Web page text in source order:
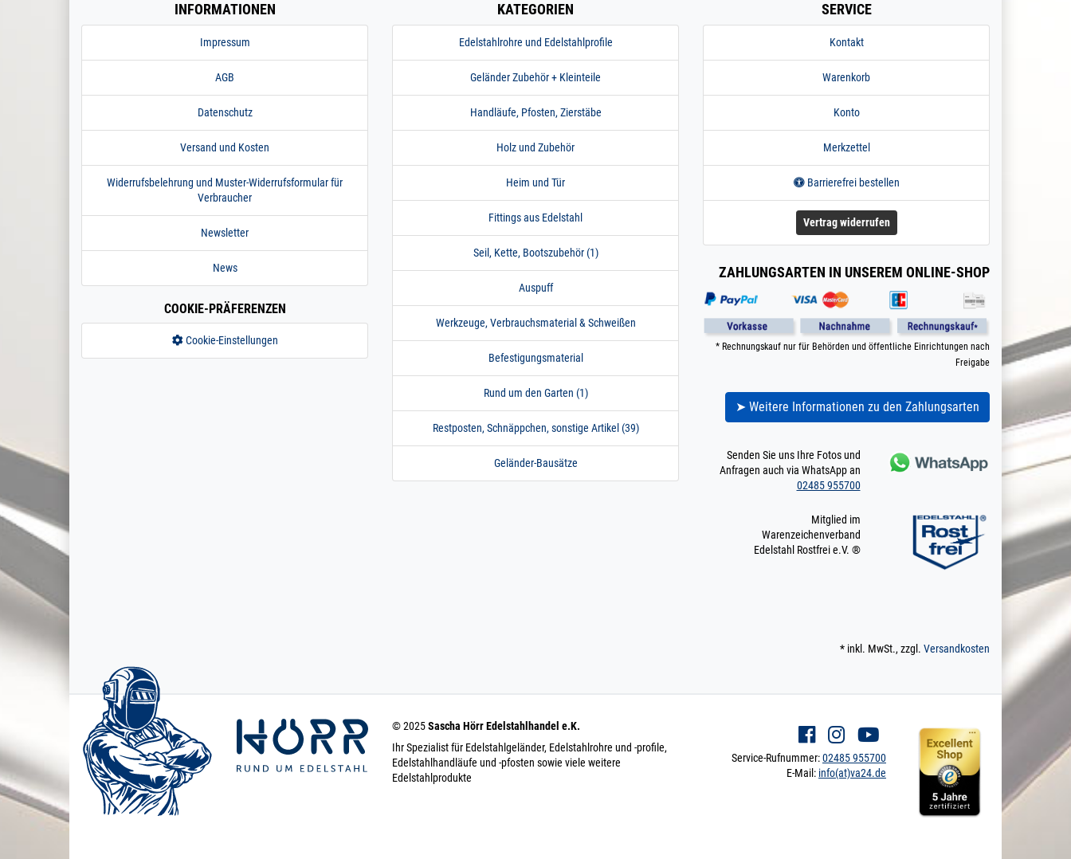
INFORMATIONEN
Impressum
AGB
Datenschutz
Versand und Kosten
Widerrufsbelehrung und Muster-Widerrufsformular für
Verbraucher
Newsletter
News
COOKIE-PRÄFERENZEN
Cookie-Einstellungen
KATEGORIEN
Edelstahlrohre und Edelstahlprofile
Geländer Zubehör + Kleinteile
Handläufe, Pfosten, Zierstäbe
Holz und Zubehör
Heim und Tür
Fittings aus Edelstahl
Seil, Kette, Bootszubehör (1)
Auspuff
Werkzeuge, Verbrauchsmaterial & Schweißen
Befestigungsmaterial
Rund um den Garten (1)
Restposten, Schnäppchen, sonstige Artikel (39)
Geländer-Bausätze
SERVICE
Kontakt
Warenkorb
Konto
Merkzettel
Barrierefrei bestellen
Vertrag widerrufen
ZAHLUNGSARTEN IN UNSEREM ONLINE-SHOP
* Rechnungskauf nur für Behörden und öffentliche Einrichtungen nach
Freigabe
➤ Weitere Informationen zu den Zahlungsarten
Senden Sie uns Ihre Fotos und
Anfragen auch via WhatsApp an
02485 955700
Mitglied im
Warenzeichenverband
Edelstahl Rostfrei e.V. ®
* inkl. MwSt., zzgl. Versandkosten
© 2025Sascha Hörr Edelstahlhandel e.K.
Ihr Spezialist für Edelstahlgeländer, Edelstahlrohre und -profile,
Edelstahlhandläufe und -pfosten sowie viele weitere
Edelstahlprodukte
Service-Rufnummer:02485 955700
E-Mail: info(at)va24.de